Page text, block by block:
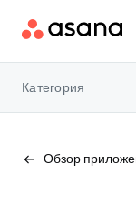
Категория
Обзор